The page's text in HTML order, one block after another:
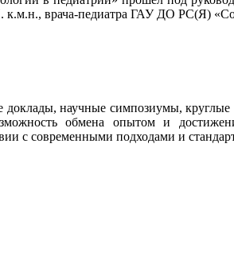
врача-педиатра ГАУ ДО РС(Я)
доклады, научные симпозиумы,
обмена опытом и
с современными подходами и